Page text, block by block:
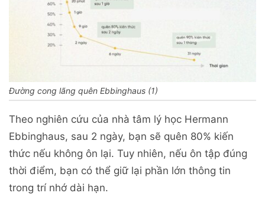
Đường cong lãng quên Ebbinghaus (1)
Theo nghiên cứu của nhà tâm lý học Hermann
Ebbinghaus, sau 2 ngày, bạn sẽ quên 80% kiến
thức nếu không ôn lại. Tuy nhiên, nếu ôn tập đúng
thời điểm, bạn có thể giữ lại phần lớn thông tin
trong trí nhớ dài hạn.